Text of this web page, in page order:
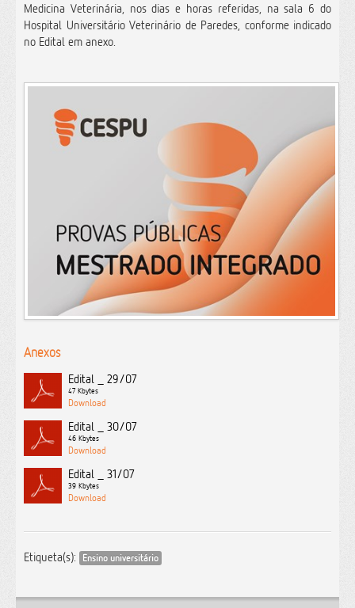
Medicina Veterinária, nos dias e horas referidas, na sala 6 do
Hospital Universitário Veterinário de Paredes, conforme indicado
no Edital em anexo.
Anexos
Edital _ 29/07
47 Kbytes
Edital _ 30/07
46 Kbytes
Edital _ 31/07
39 Kbytes
Etiqueta(s): Ensino universitário